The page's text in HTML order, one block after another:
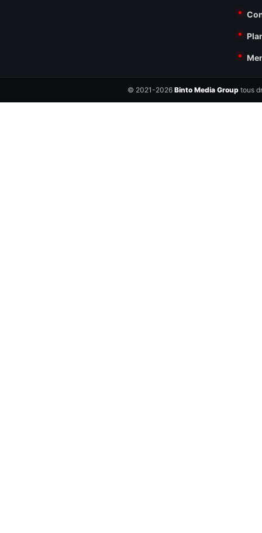
© 2021-2026 Binto Media Grouptous